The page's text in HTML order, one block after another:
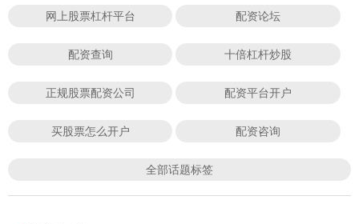
网上股票杠杆平台 配资论坛
配资查询 十倍杠杆炒股
正规股票配资公司 配资平台开户
买股票怎么开户 配资咨询
全部话题标签